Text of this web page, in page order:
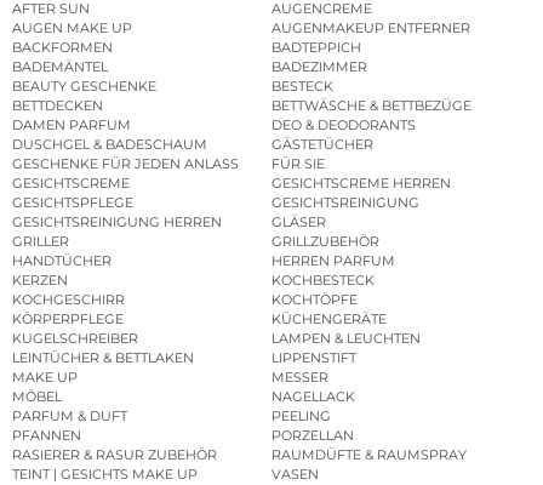
AFTER SUN
AUGENCREME
AUGEN MAKE UP
AUGENMAKEUP ENTFERNER
BACKFORMEN
BADTEPPICH
BADEMÄNTEL
BADEZIMMER
BEAUTY GESCHENKE
BESTECK
BETTDECKEN
BETTWÄSCHE & BETTBEZÜGE
DAMEN PARFUM
DEO & DEODORANTS
DUSCHGEL & BADESCHAUM
GÄSTETÜCHER
GESCHENKE FÜR JEDEN ANLASS
FÜR SIE
GESICHTSCREME
GESICHTSCREME HERREN
GESICHTSPFLEGE
GESICHTSREINIGUNG
GESICHTSREINIGUNG HERREN
GLÄSER
GRILLER
GRILLZUBEHÖR
HANDTÜCHER
HERREN PARFUM
KERZEN
KOCHBESTECK
KOCHGESCHIRR
KOCHTÖPFE
KÖRPERPFLEGE
KÜCHENGERÄTE
KUGELSCHREIBER
LAMPEN & LEUCHTEN
LEINTÜCHER & BETTLAKEN
LIPPENSTIFT
MAKE UP
MESSER
MÖBEL
NAGELLACK
PARFUM & DUFT
PEELING
PFANNEN
PORZELLAN
RASIERER & RASUR ZUBEHÖR
RAUMDÜFTE & RAUMSPRAY
TEINT | GESICHTS MAKE UP
VASEN